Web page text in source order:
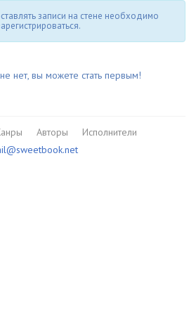
записи на стене необходимо
нет, вы можете стать первым!
Авторы
Исполнители